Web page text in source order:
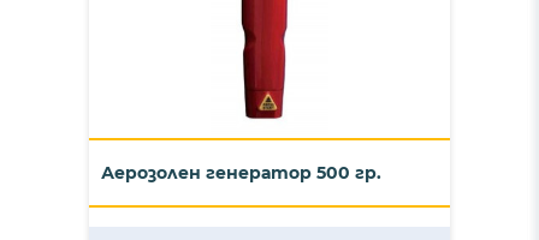
Аерозолен генератор 500 гр.